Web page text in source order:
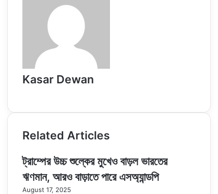
Kasar Dewan
Related Articles
ট্রাম্পের উচ্চ শুল্কের মুখেও বাড়ল ভারতের
ঋণমান, আরও বাড়াতে পারে এসঅ্যান্ডপি
August 17, 2025